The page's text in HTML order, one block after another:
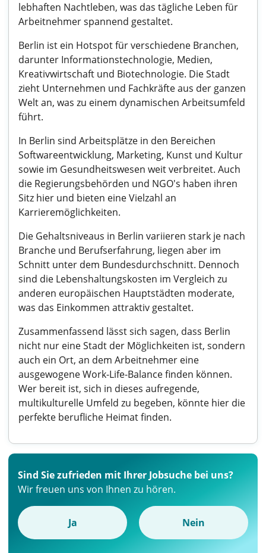
lebhaften Nachtleben, was das tägliche Leben für
Arbeitnehmer spannend gestaltet.
Berlin ist ein Hotspot für verschiedene Branchen,
darunter Informationstechnologie, Medien,
Kreativwirtschaft und Biotechnologie. Die Stadt
zieht Unternehmen und Fachkräfte aus der ganzen
Welt an, was zu einem dynamischen Arbeitsumfeld
führt.
In Berlin sind Arbeitsplätze in den Bereichen
Softwareentwicklung, Marketing, Kunst und Kultur
sowie im Gesundheitswesen weit verbreitet. Auch
die Regierungsbehörden und NGO's haben ihren
Sitz hier und bieten eine Vielzahl an
Karrieremöglichkeiten.
Die Gehaltsniveaus in Berlin variieren stark je nach
Branche und Berufserfahrung, liegen aber im
Schnitt unter dem Bundesdurchschnitt. Dennoch
sind die Lebenshaltungskosten im Vergleich zu
anderen europäischen Hauptstädten moderate,
was das Einkommen attraktiv gestaltet.
Zusammenfassend lässt sich sagen, dass Berlin
nicht nur eine Stadt der Möglichkeiten ist, sondern
auch ein Ort, an dem Arbeitnehmer eine
ausgewogene Work-Life-Balance finden können.
Wer bereit ist, sich in dieses aufregende,
multikulturelle Umfeld zu begeben, könnte hier die
perfekte berufliche Heimat finden.
Sind Sie zufrieden mit Ihrer Jobsuche bei uns?
Wir freuen uns von Ihnen zu hören.
Ja Nein